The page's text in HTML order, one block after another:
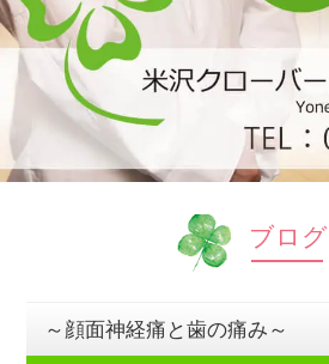
ブログ
～顔面神経痛と歯の痛み～